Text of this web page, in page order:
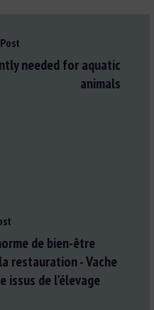
needed for aquatic
animals
de bien-être
restauration - Vache
issus de l'élevage